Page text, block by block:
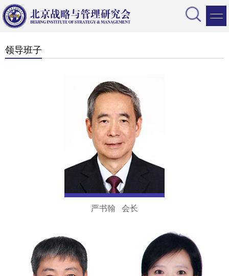
领导班子
严书翰 会长